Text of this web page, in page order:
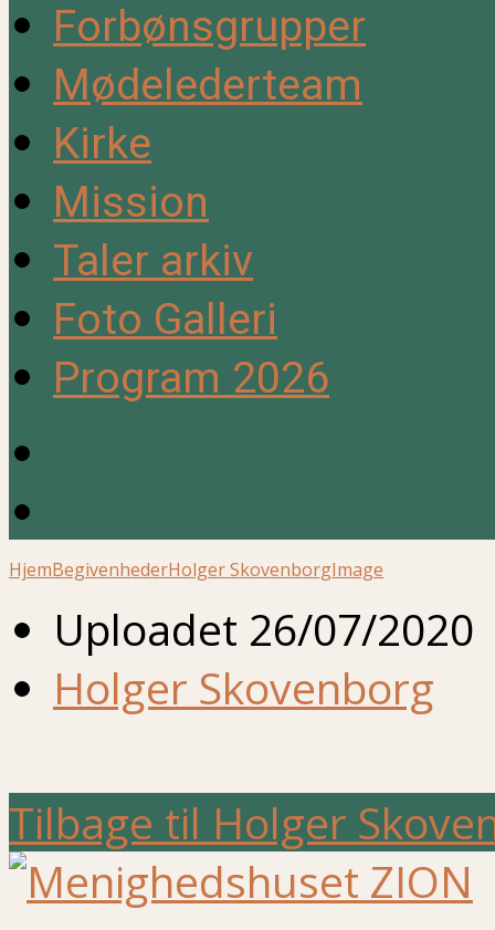
Forbønsgrupper
Mødelederteam
Kirke
Mission
Taler arkiv
Foto Galleri
Program 2026
HjemBegivenhederHolger SkovenborgImage
Uploadet 26/07/2020
Holger Skovenborg
Tilbage til Holger